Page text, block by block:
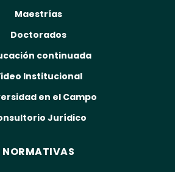
Maestrías
Doctorados
continuada
Institucional
en el Campo
Jurídico
NORMATIVAS